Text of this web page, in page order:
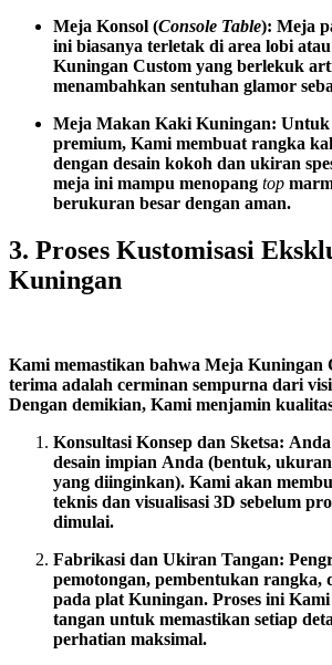
Meja Konsol (Console Table): Meja
ini biasanya terletak di area lobi atau
Kuningan Custom yang berlekuk
menambahkan sentuhan glamor
Meja Makan Kaki Kuningan: Untuk
premium, Kami membuat rangka
dengan desain kokoh dan ukiran
meja ini mampu menopang top
berukuran besar dengan aman.
3. Proses Kustomisasi
Kuningan
Kami memastikan bahwa Meja Kuningan
terima adalah cerminan sempurna dari visi
Dengan demikian, Kami menjamin
Konsultasi Konsep dan Sketsa: Anda
desain impian Anda (bentuk,
yang diinginkan). Kami akan
teknis dan visualisasi 3D sebelum
dimulai.
Fabrikasi dan Ukiran Tangan:
pemotongan, pembentukan rangka,
pada plat Kuningan. Proses ini Kami
tangan untuk memastikan setiap
perhatian maksimal.